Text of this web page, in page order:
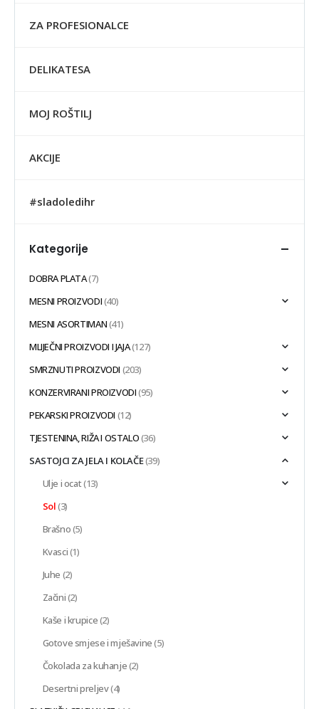
ZA PROFESIONALCE
DELIKATESA
MOJ ROŠTILJ
AKCIJE
#sladoledihr
Kategorije
DOBRA PLATA(7)
MESNI PROIZVODI(40)
MESNI ASORTIMAN(41)
MLIJEČNI PROIZVODI I JAJA(127)
SMRZNUTI PROIZVODI (203)
KONZERVIRANI PROIZVODI(95)
PEKARSKI PROIZVODI (12)
TJESTENINA, RIŽA I OSTALO(36)
SASTOJCI ZA JELA I KOLAČE(39)
Ulje i ocat(13)
Sol(3)
Brašno(5)
Kvasci(1)
Juhe (2)
Začini(2)
Kaše i krupice(2)
Gotove smjese i mješavine(5)
Čokolada za kuhanje(2)
Desertni preljev(4)